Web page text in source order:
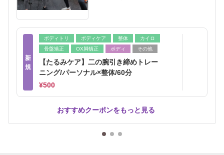
新
規
ボディトリ ボディケア 整体
カイロ
骨盤矯正
OX脚矯正 ボディ その他
【たるみケア】二の腕引き締めトレー
ニング/パーソナル×整体/60分
¥500
おすすめクーポンをもっと見る